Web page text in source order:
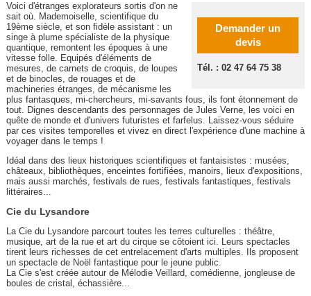
Demander un
devis
Tél. : 02 47 64 75 38
Voici d'étranges explorateurs sortis d'on ne
sait où. Mademoiselle, scientifique du
19ème siècle, et son fidèle assistant : un
singe à plume spécialiste de la physique
quantique, remontent les époques à une
vitesse folle. Equipés d'éléments de
mesures, de carnets de croquis, de loupes
et de binocles, de rouages et de
machineries étranges, de mécanisme les
plus fantasques, mi-chercheurs, mi-savants fous, ils font étonnement de
tout. Dignes descendants des personnages de Jules Verne, les voici en
quête de monde et d'univers futuristes et farfelus. Laissez-vous séduire
par ces visites temporelles et vivez en direct l'expérience d'une machine à
voyager dans le temps !
Idéal dans des lieux historiques scientifiques et fantaisistes : musées,
châteaux, bibliothèques, enceintes fortifiées, manoirs, lieux d'expositions,
mais aussi marchés, festivals de rues, festivals fantastiques, festivals
littéraires...
Cie du Lysandore
La Cie du Lysandore parcourt toutes les terres culturelles : théâtre,
musique, art de la rue et art du cirque se côtoient ici. Leurs spectacles
tirent leurs richesses de cet entrelacement d'arts multiples. Ils proposent
un spectacle de Noël fantastique pour le jeune public.
La Cie s'est créée autour de Mélodie Veillard, comédienne, jongleuse de
boules de cristal, échassière...